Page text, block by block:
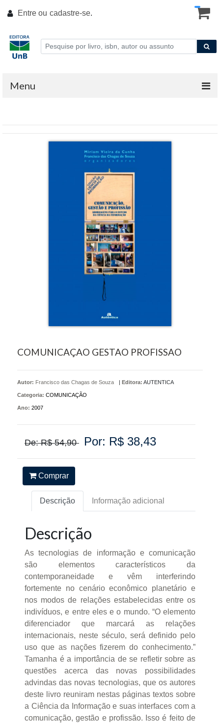
Entre ou cadastre-se.
Menu
COMUNICAÇAO GESTAO PROFISSAO
Autor: Francisco das Chagas de Souza | Editora: AUTENTICA
Categoria: COMUNICAÇÃO
Ano: 2007
De: R$ 54,90 Por: R$ 38,43
Comprar
Descrição Informação adicional
Descrição
As tecnologias de informação e comunicação
são elementos característicos da
contemporaneidade e vêm interferindo
fortemente no cenário econômico planetário e
nos modos de relações estabelecidas entre os
indivíduos, e entre eles e o mundo. “O elemento
diferenciador que marcará as relações
internacionais, neste século, será definido pelo
uso que as nações fizerem do conhecimento.”
Tamanha é a importância de se refletir sobre as
questões acerca das novas possibilidades
advindas das novas tecnologias, que os autores
deste livro reuniram nestas páginas textos sobre
a Ciência da Informação e suas interfaces com a
comunicação, gestão e profissão. Isso é feito de